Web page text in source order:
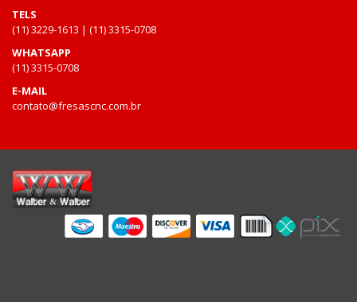
TELS
(11) 3229-1613 | (11) 3315-0708
WHATSAPP
(11) 3315-0708
E-MAIL
contato@fresascnc.com.br